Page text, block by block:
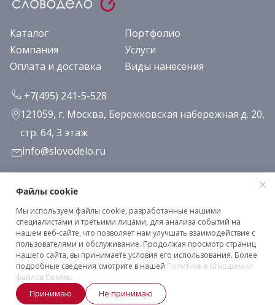
Каталог
Портфолио
Компания
Услуги
Оплата и доставка
Виды нанесения
+7(495) 241-5-528
121059, г. Москва, Бережковская набережная д. 20,
стр. 64, 3 этаж
info@slovodelo.ru
Заказать звонок
Подписаться на рассылку
Клиентское соглашение
Политика конфиденциальности
2026 © «Словодело». Все права защищены
Файлы cookie
Мы используем файлы cookie, разработанные нашими
специалистами и третьими лицами, для анализа событий на
нашем веб-сайте, что позволяет нам улучшать взаимодействие с
пользователями и обслуживание. Продолжая просмотр страниц
нашего сайта, вы принимаете условия его использования. Более
подробные сведения смотрите в нашей Политике в отношении
файлов Cookie.
Принимаю Не принимаю